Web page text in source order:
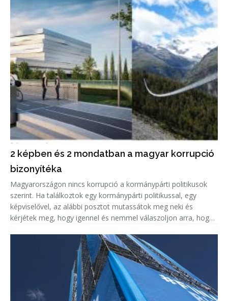
2 képben és 2 mondatban a magyar korrupció
bizonyítéka
Magyarországon nincs korrupció a kormánypárti politikusok
szerint. Ha találkoztok egy kormánypárti politikussal, egy
képviselővel, az alábbi posztot mutassátok meg neki és
kérjétek meg, hogy igennel és nemmel válaszoljon arra, hogy